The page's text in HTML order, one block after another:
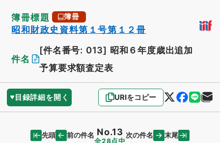
簿冊標題 簿冊
昭和財政史資料第１号第１２冊
件名
[件名番号: 013] 昭和６年度歳出追加
予算要求額査定表
目録詳細を開く URIをコピー
先頭 前の件名 No.13
全28点中
次の件名 末尾